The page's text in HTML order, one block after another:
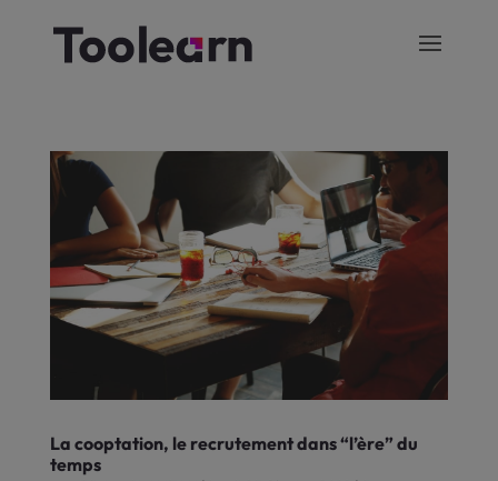
La cooptation, le recrutement dans “l’ère” du
temps